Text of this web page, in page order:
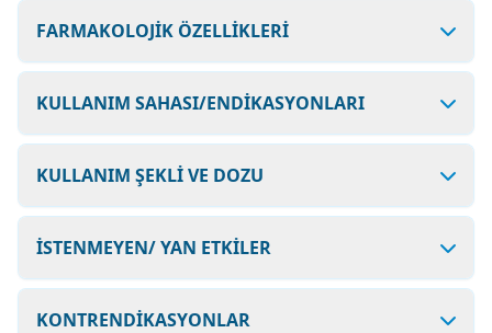
FARMAKOLOJİK ÖZELLİKLERİ
KULLANIM SAHASI/ENDİKASYONLARI
KULLANIM ŞEKLİ VE DOZU
İSTENMEYEN/ YAN ETKİLER
KONTRENDİKASYONLAR